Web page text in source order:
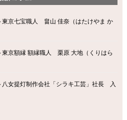
東京七宝職人 畠山 佳奈（はたけやま か
東京額縁 額縁職人 栗原 大地（くりはら
八女提灯制作会社「シラキ工芸」社長 入